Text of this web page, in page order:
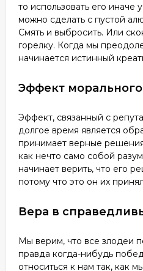
то использовать его иначе
можно сделать с пустой
Смять и выбросить. Или
горелку. Когда мы
начинается истинный
Эффект
Эффект, связанный с
долгое время является
принимает верные
как нечто само собой
начинает верить, что его
потому что это он их
Вера в
Мы верим, что все злодеи
правда когда-нибудь
относиться к нам так, как